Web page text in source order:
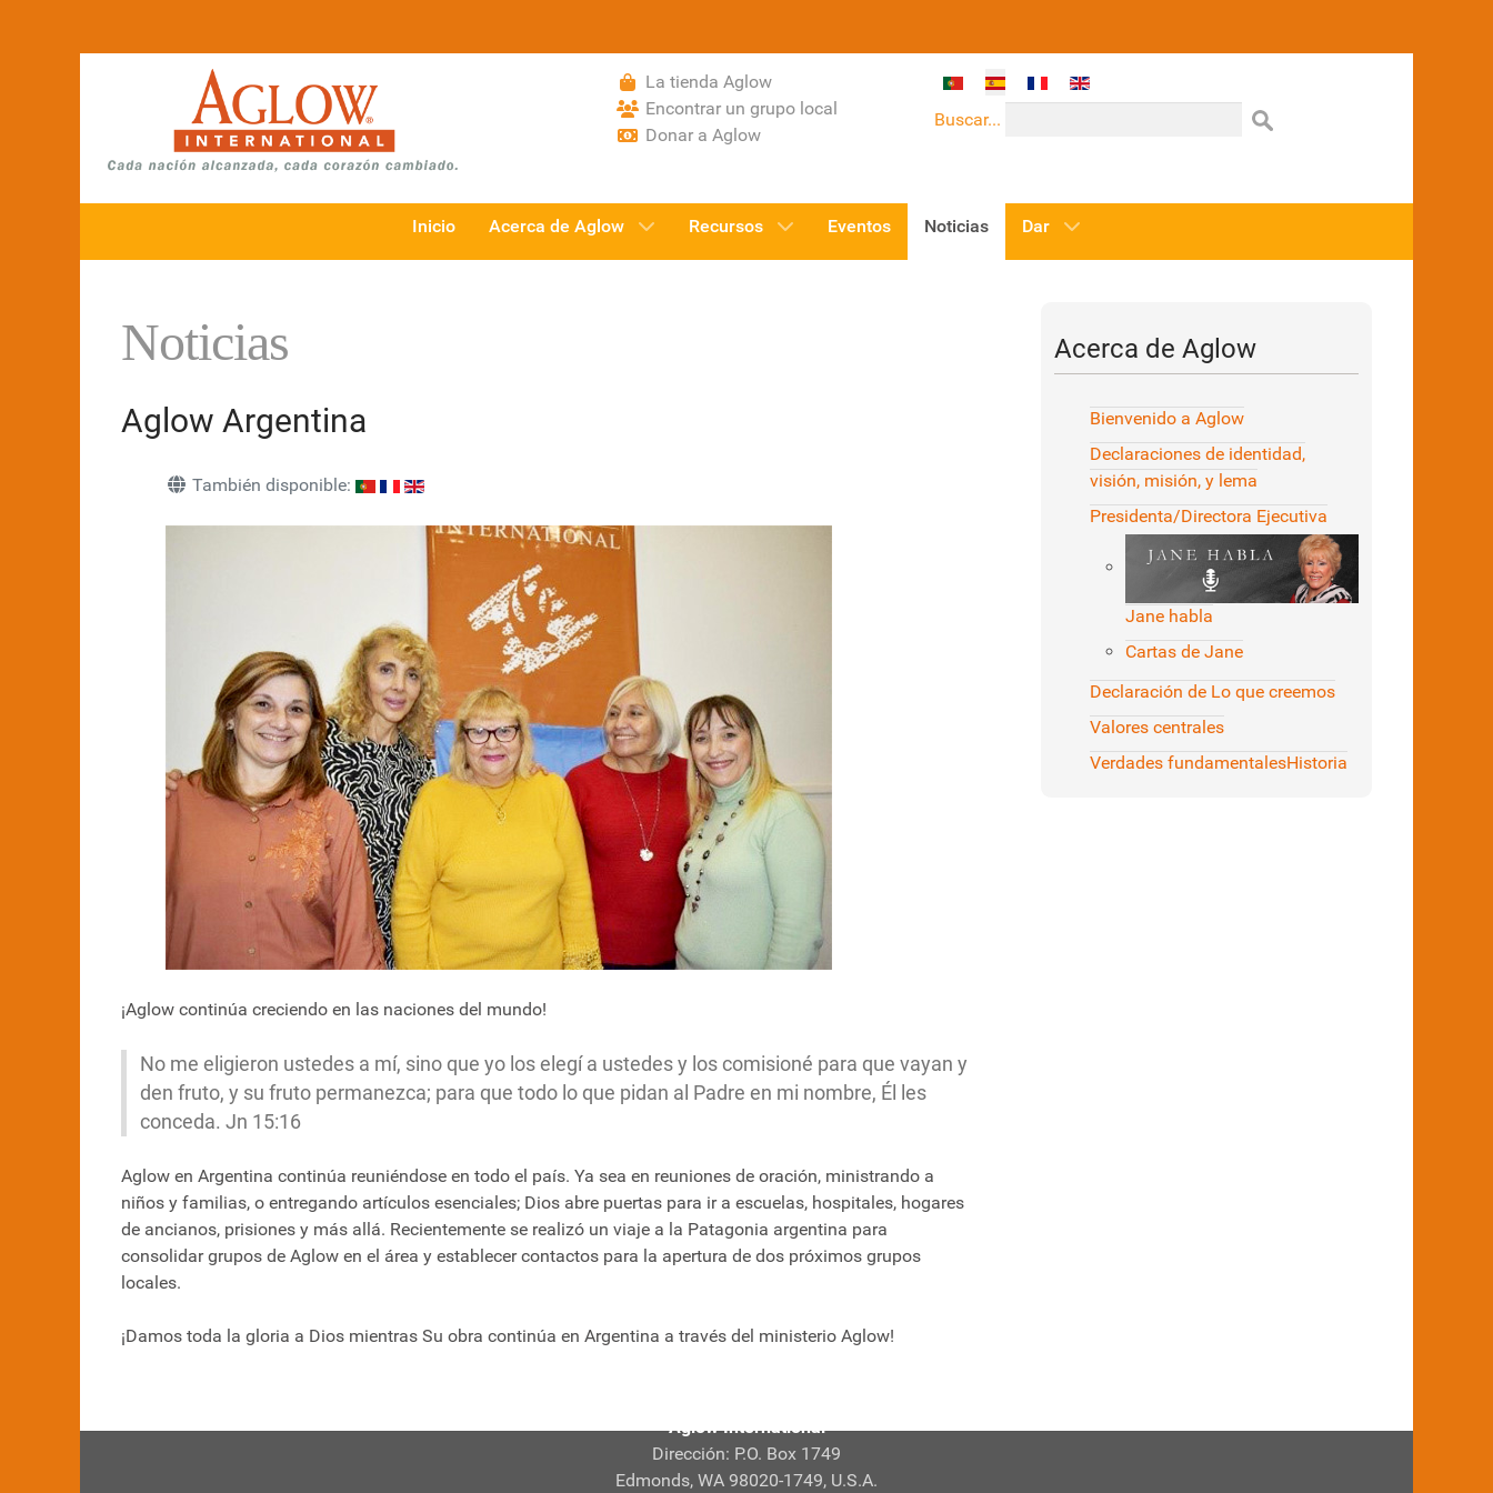
La tienda Aglow
Encontrar un grupo local
Donar a Aglow
Seleccione su idioma
Buscar...
Inicio Acerca de Aglow Recursos Eventos Noticias Dar
Noticias
Aglow Argentina
También disponible:
¡Aglow continúa creciendo en las naciones del mundo!
No me eligieron ustedes a mí, sino que yo los elegí a ustedes y los comisioné para que vayan y
den fruto, y su fruto permanezca; para que todo lo que pidan al Padre en mi nombre, Él les
conceda. Jn 15:16
Aglow en Argentina continúa reuniéndose en todo el país. Ya sea en reuniones de oración, ministrando a
niños y familias, o entregando artículos esenciales; Dios abre puertas para ir a escuelas, hospitales, hogares
de ancianos, prisiones y más allá. Recientemente se realizó un viaje a la Patagonia argentina para
consolidar grupos de Aglow en el área y establecer contactos para la apertura de dos próximos grupos
locales.
¡Damos toda la gloria a Dios mientras Su obra continúa en Argentina a través del ministerio Aglow!
Acerca de Aglow
Bienvenido a Aglow
Declaraciones de identidad,
visión, misión, y lema
Presidenta/Directora Ejecutiva
Jane habla
Cartas de Jane
Declaración de Lo que creemos
Valores centrales
Verdades fundamentalesHistoria
Aglow International
Dirección: P.O. Box 1749
Edmonds, WA 98020-1749, U.S.A.